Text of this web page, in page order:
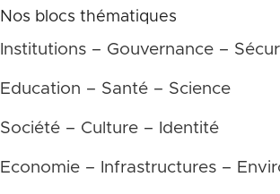
Nos blocs thématiques
Institutions – Gouvernance –
Education – Santé – Science
Société – Culture – Identité
Economie – Infrastructures –